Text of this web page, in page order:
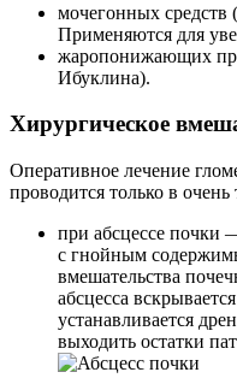
мочегонных
Применяются для
жаропонижающих
Ибуклина).
Хирургическое
Оперативное лечение
проводится только в
при абсцессе почки
с гнойным
вмешательства
абсцесса
устанавливается
выходить остатки